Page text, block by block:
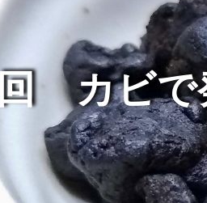
カビで